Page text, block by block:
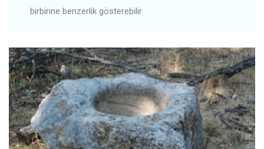
birbirine benzerlik gösterebilir.